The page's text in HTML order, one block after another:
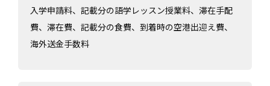
入学申請料、記載分の語学レッスン授業料、滞在手配
費、滞在費、記載分の食費、到着時の空港出迎え費、
海外送金手数料